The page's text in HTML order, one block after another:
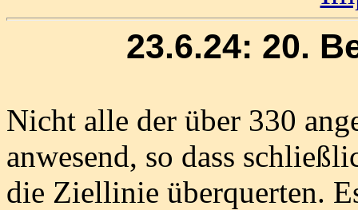
23.6.24: 20.
Nicht alle der über 330
anwesend, so dass
die Ziellinie überquerten.